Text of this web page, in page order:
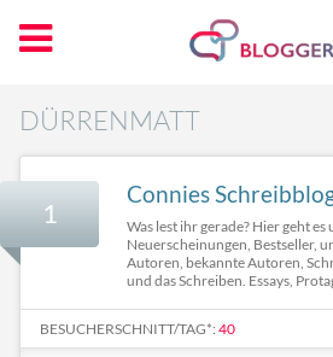
DÜRRENMATT
1
Connies
Was lest ihr gerade? Hier geht es
Neuerscheinungen, Bestseller,
Autoren, bekannte Autoren,
und das Schreiben. Essays,
BESUCHERSCHNITT/TAG*: 40